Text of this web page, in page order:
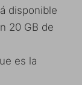
disponible
20 GB de
es la